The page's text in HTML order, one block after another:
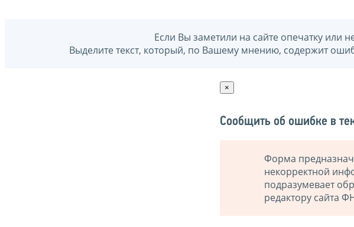
Если Вы заметили на сайте опечатку или
Выделите текст, который, по Вашему мнению, содержит
×
Сообщить об ошибке в
Форма
некорректной
подразумевает
редактору сайта